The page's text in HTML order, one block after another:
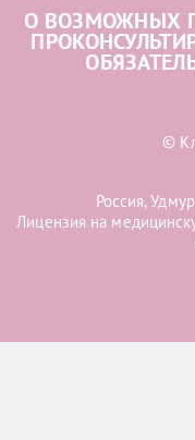
О ВОЗМОЖНЫХ
©
Россия,
Лицензия на